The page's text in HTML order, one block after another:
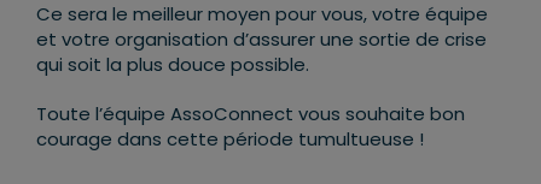
Ce sera le meilleur moyen pour vous, votre équipe
et votre organisation d’assurer une sortie de crise
qui soit la plus douce possible.
Toute l’équipe AssoConnect vous souhaite bon
courage dans cette période tumultueuse !